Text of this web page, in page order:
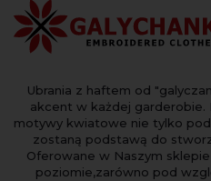
Ubrania z haftem od
akcent w każdej
motywy kwiatowe nie tylko
zostaną podstawą do
Oferowane w Naszym
poziomie,zarówno pod